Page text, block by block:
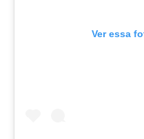
Ver essa